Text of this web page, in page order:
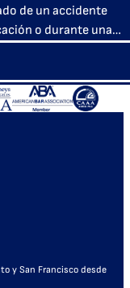
de un accidente
o durante una…
y San Francisco desde